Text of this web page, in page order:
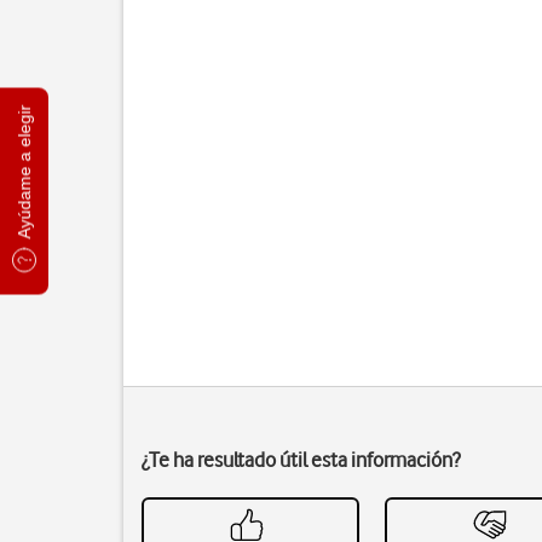
Ayúdame a elegir
¿Te ha resultado útil esta información?